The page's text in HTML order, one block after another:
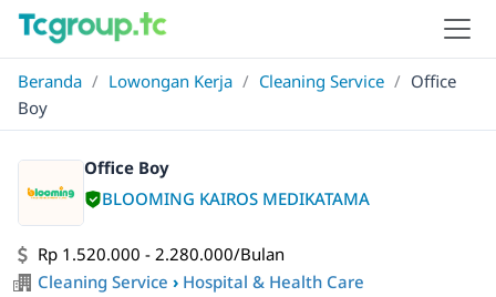
Beranda / Lowongan Kerja / Cleaning Service / Office
Boy
Office Boy
BLOOMING KAIROS MEDIKATAMA
Rp 1.520.000 - 2.280.000/Bulan
Cleaning Service › Hospital & Health Care